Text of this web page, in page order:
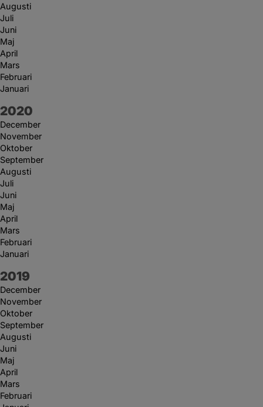
Augusti
Juli
Juni
Maj
April
Mars
Februari
Januari
År:
2020
December
November
Oktober
September
Augusti
Juli
Juni
Maj
April
Mars
Februari
Januari
År:
2019
December
November
Oktober
September
Augusti
Juni
Maj
April
Mars
Februari